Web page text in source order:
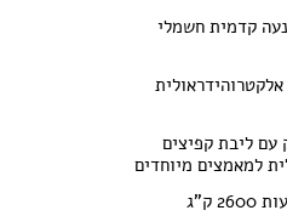
קדמית חשמלי
עם ליבת קפיצים
למאמצים מיוחדים
ק"ג